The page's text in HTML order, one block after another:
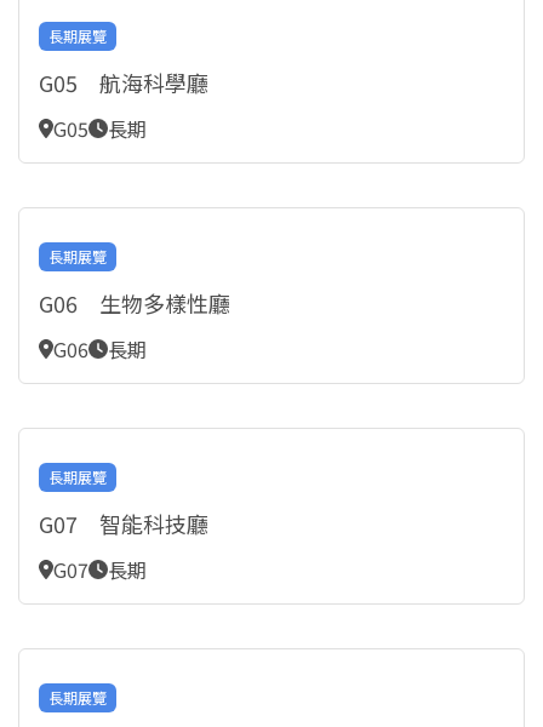
長期展覽
G05 航海科學廳
G05 長期
長期展覽
G06 生物多樣性廳
G06 長期
長期展覽
G07 智能科技廳
G07 長期
長期展覽